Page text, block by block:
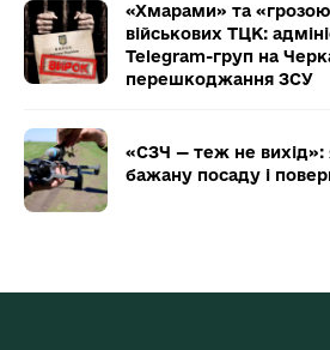
«Хмарами» та
військових ТЦК:
Telegram-груп на
перешкоджання ЗСУ
«СЗЧ — теж не вихід»:
бажану посаду і